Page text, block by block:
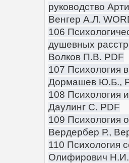
руководство
Венгер А.Л.
106
душевных
Волков П.В. PDF
107 Психология
Дормашев Ю.Б.,
108 Психология
Даулинг С. PDF
109 Психология
Вердербер Р.,
110 Психология
Олифирович